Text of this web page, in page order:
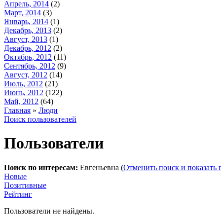
Апрель, 2014 (2)
Март, 2014 (3)
Январь, 2014 (1)
Декабрь, 2013 (2)
Август, 2013 (1)
Декабрь, 2012 (2)
Октябрь, 2012 (11)
Сентябрь, 2012 (9)
Август, 2012 (14)
Июль, 2012 (21)
Июнь, 2012 (122)
Май, 2012 (64)
Главная » Люди
Поиск пользователей
Пользователи
Поиск по интересам: Евгеньевна (Отменить поиск и показать
Новые
Позитивные
Рейтинг
Пользователи не найдены.